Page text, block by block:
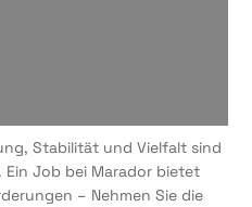
Stabilität und Vielfalt sind
Ein Job bei Marador bietet
– Nehmen Sie die